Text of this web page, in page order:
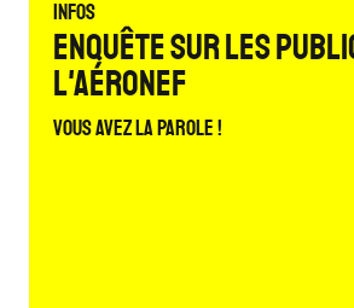
Infos
Enquête sur les
L'Aéronef
Vous avez la parole !